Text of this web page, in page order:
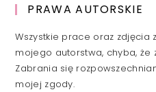
PRAWA AUTORSKIE
Wszystkie prace oraz
mojego autorstwa, chyba, że
Zabrania się
mojej zgody.